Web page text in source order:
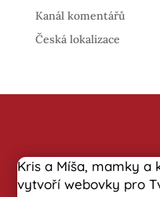
Kanál komentářů
Česká lokalizace
Kris a Míša, mamky a
vytvoří webovky pro